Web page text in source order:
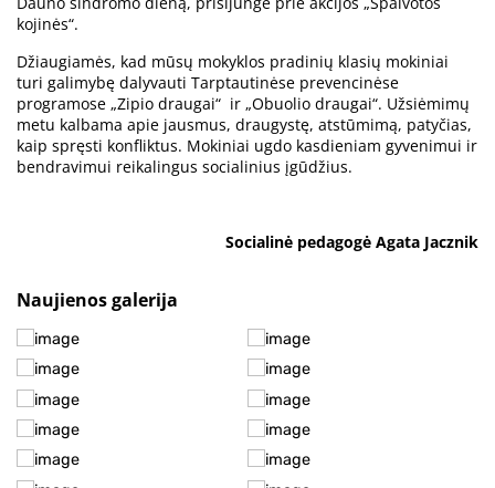
kojinės“.
Džiaugiamės, kad mūsų mokyklos pradinių klasių mokiniai
turi galimybę dalyvauti Tarptautinėse prevencinėse
programose „Zipio draugai“ ir „Obuolio draugai“. Užsiėmimų
metu kalbama apie jausmus, draugystę, atstūmimą, patyčias,
kaip spręsti konfliktus. Mokiniai ugdo kasdieniam gyvenimui ir
bendravimui reikalingus socialinius įgūdžius.
Socialinė pedagogė Agata Jacznik
Naujienos galerija